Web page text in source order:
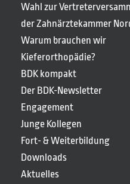
Wahl zur
der Zahnärztekammer
Warum brauchen wir
Kieferorthopädie?
BDK kompakt
Der BDK-Newsletter
Engagement
Junge Kollegen
Fort- & Weiterbildung
Downloads
Aktuelles